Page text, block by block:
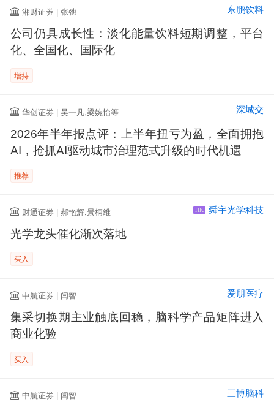
湘财证券 | 张弛 东鹏饮料
公司仍具成长性：淡化能量饮料短期调整，平台
化、全国化、国际化
增持
华创证券 | 吴一凡,梁婉怡等 深城交
2026年半年报点评：上半年扭亏为盈，全面拥抱
AI，抢抓AI驱动城市治理范式升级的时代机遇
推荐
财通证券 | 郝艳辉,景柄维 HK 舜宇光学科技
光学龙头催化渐次落地
买入
中航证券 | 闫智 爱朋医疗
集采切换期主业触底回稳，脑科学产品矩阵进入
商业化验
买入
中航证券 | 闫智 三博脑科